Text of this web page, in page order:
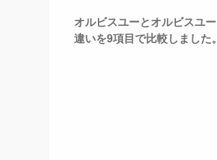
オルビスユーとオルビスユ
違いを9項目で比較しました。